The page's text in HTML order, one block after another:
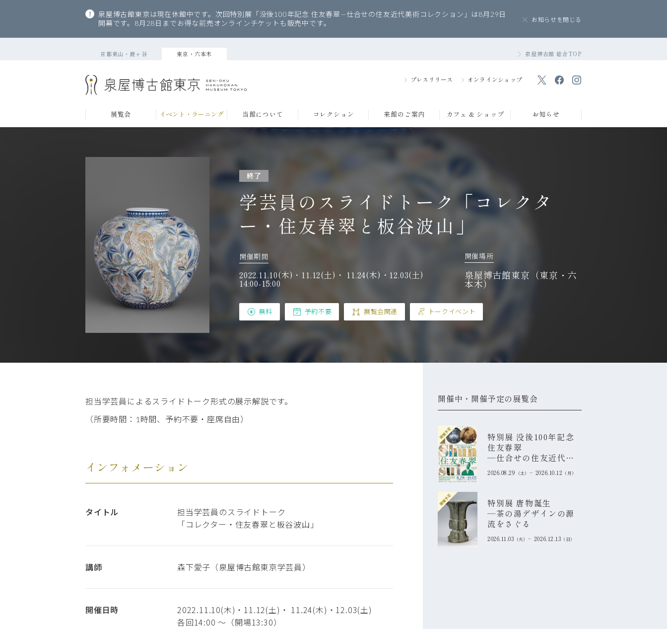
泉屋博古館東京は現在休館中です。次回特別展「没後100年記念 住友春翠—仕合せの住友近代美術コレクション」は8月29日
開幕です。8月28日までお得な前売オンラインチケットも販売中です。
お知らせを閉じる
京都東山・鹿ヶ谷 東京・六本木 泉屋博古館 総合TOP
プレスリリース オンラインショップ
展覧会 イベント・ラーニング 当館について
建築・デザインについて
コレクション
主要収蔵品のご紹介 住友コレクションについて データベース
来館のご案内
アクセス フロアマップ
カフェ & ショップ お知らせ
終了
学芸員のスライドトーク「コレクタ
ー・住友春翠と板谷波山」
開催期間
2022.11.10(木)・11.12(土)・ 11.24(木)・12.03(土)
14:00-15:00
開催場所
泉屋博古館東京（東京・六
本木）
無料 予約不要 展覧会関連 トークイベント
担当学芸員によるスライドトーク形式の展示解説です。
（所要時間：1時間、予約不要・座席自由）
インフォメーション
タイトル
担当学芸員のスライドトーク
「コレクター・住友春翠と板谷波山」
講師 森下愛子（泉屋博古館東京学芸員）
開催日時
2022.11.10(木)・11.12(土)・ 11.24(木)・12.03(土)
各回14:00 ～（開場13:30）
開催中・開催予定の展覧会
開催予定
特別展 没後100年記念
住友春翠
―仕合せの住友近代美
術コレクション
2026.08.29 土 2026.10.12 月
開催予定
特別展 唐物誕生
―茶の湯デザインの源
流をさぐる
2026.11.03 火 2026.12.13 日